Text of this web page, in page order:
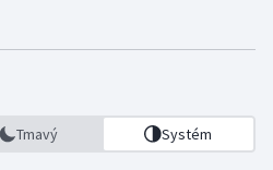
Tmavý Systém